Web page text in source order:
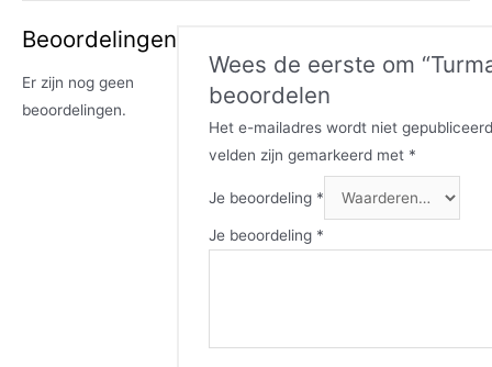
Beoordelingen
Er zijn nog geen
beoordelingen.
Wees de eerste om
beoordelen
Het e-mailadres wordt niet
velden zijn gemarkeerd met *
Je beoordeling *
Je beoordeling *